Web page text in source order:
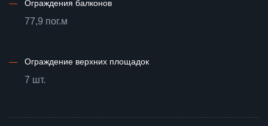
— Ограждения балконов
77,9 пог.м
— Ограждение верхних площадок
7 шт.